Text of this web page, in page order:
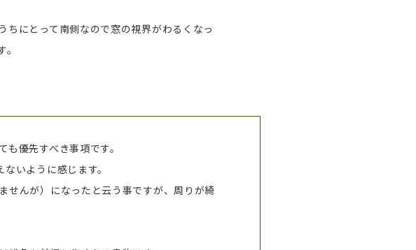
にとって南側なので窓の視界がわるくなっ
優先すべき事項です。
いように感じます。
せんが）になったと云う事ですが、周りが綺